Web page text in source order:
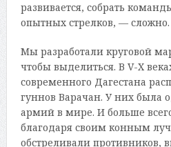
развивается, собрать
опытных стрелков, — сложно.
Мы разработали круговой
чтобы выделиться. В V-X
современного Дагестана
гуннов Варачан. У них была
армий в мире. И больше
благодаря своим конным
обстреливали противников,